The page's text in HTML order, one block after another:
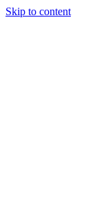
Skip to content